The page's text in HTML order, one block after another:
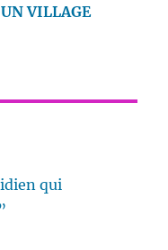
VILLAGE
qui